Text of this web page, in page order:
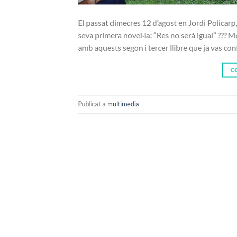
El passat dimecres 12 d’agost en Jordi
seva primera novel·la: “Res no serà igual”
amb aquests segon i tercer llibre que ja vas
Publicat a multimedia